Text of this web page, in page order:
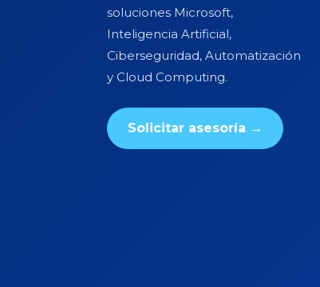
soluciones Microsoft,
Inteligencia Artificial,
Ciberseguridad, Automatización
y Cloud Computing.
Solicitar asesoría →